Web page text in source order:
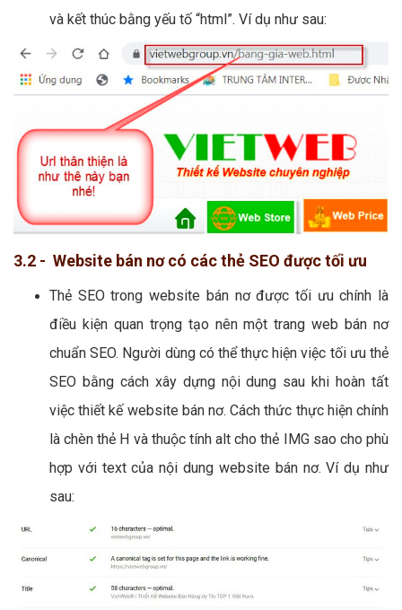
và kết thúc bằng yếu tố “html”. Ví dụ như sau:
3.2 - Website bán nơ có các thẻ SEO được tối ưu
Thẻ SEO trong website bán nơ được tối ưu chính là
điều kiện quan trọng tạo nên một trang web bán nơ
chuẩn SEO. Người dùng có thể thực hiện việc tối ưu thẻ
SEO bằng cách xây dựng nội dung sau khi hoàn tất
việc thiết kế website bán nơ. Cách thức thực hiện chính
là chèn thẻ H và thuộc tính alt cho thẻ IMG sao cho phù
hợp với text của nội dung website bán nơ. Ví dụ như
sau: